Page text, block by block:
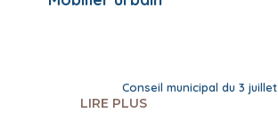
Conseil municipal du 3 juillet
LIRE PLUS